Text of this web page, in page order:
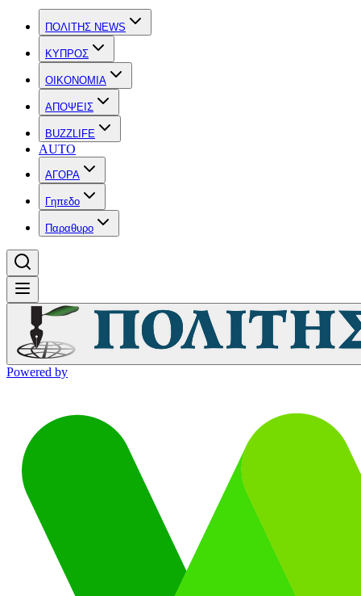
ΠΟΛΙΤΗΣ NEWS
ΚΥΠΡΟΣ
OIKONOMIA
ΑΠΟΨΕΙΣ
BUZZLIFE
AUTO
ΑΓΟΡΑ
Γηπεδο
Παραθυρο
Powered by